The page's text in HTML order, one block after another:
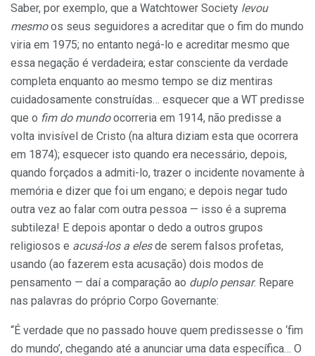
Saber, por exemplo, que a Watchtower Society levou
mesmoos seus seguidores a acreditar que o fim do mundo
viria em 1975; no entanto negá-lo e acreditar mesmo que
essa negação é verdadeira; estar consciente da verdade
completa enquanto ao mesmo tempo se diz mentiras
cuidadosamente construídas… esquecer que a WT predisse
que o fim do mundoocorreria em 1914, não predisse a
volta invisível de Cristo (na altura diziam esta que ocorrera
em 1874); esquecer isto quando era necessário, depois,
quando forçados a admiti-lo, trazer o incidente novamente à
memória e dizer que foi um engano; e depois negar tudo
outra vez ao falar com outra pessoa — isso é a suprema
subtileza! E depois apontar o dedo a outros grupos
religiosos e acusá-los a elesde serem falsos profetas,
usando (ao fazerem esta acusação) dois modos de
pensamento — daí a comparação ao duplo pensar. Repare
nas palavras do próprio Corpo Governante:
“É verdade que no passado houve quem predissesse o ‘fim
do mundo’, chegando até a anunciar uma data específica… O